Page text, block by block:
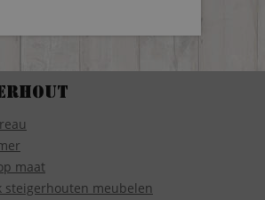
maat
steigerhouten meubelen